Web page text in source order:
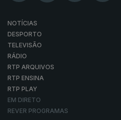
NOTÍCIAS
DESPORTO
TELEVISÃO
RÁDIO
RTP ARQUIVOS
RTP ENSINA
RTP PLAY
EM DIRETO
REVER PROGRAMAS